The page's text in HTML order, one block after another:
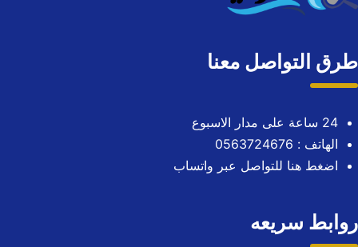
طرق التواصل معنا
24 ساعة على مدار الاسبوع
الهاتف : 0563724676
اضغط هنا للتواصل عبر واتساب
روابط سريعه